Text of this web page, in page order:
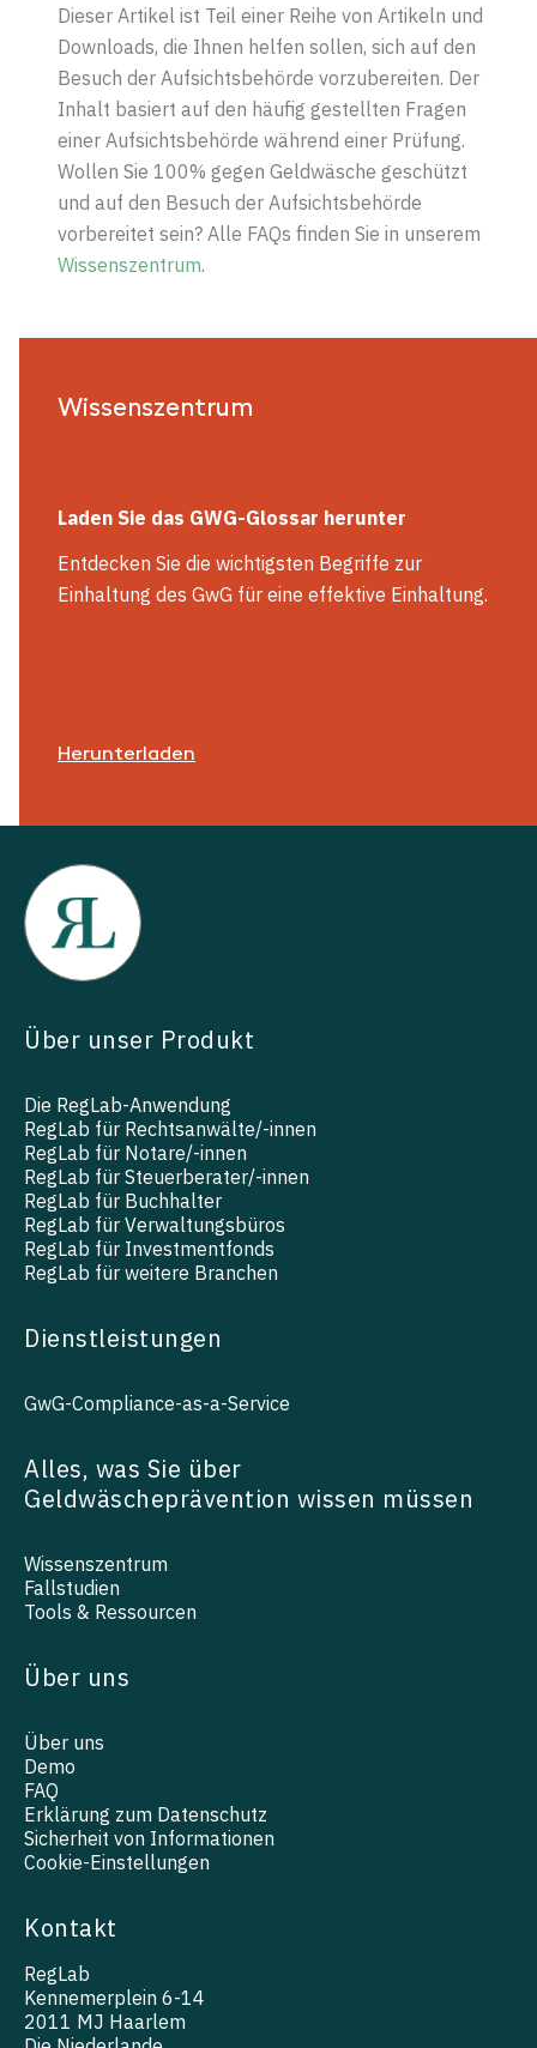
Dieser Artikel ist Teil einer Reihe von Artikeln und
Downloads, die Ihnen helfen sollen, sich auf den
Besuch der Aufsichtsbehörde vorzubereiten. Der
Inhalt basiert auf den häufig gestellten Fragen
einer Aufsichtsbehörde während einer Prüfung.
Wollen Sie 100% gegen Geldwäsche geschützt
und auf den Besuch der Aufsichtsbehörde
vorbereitet sein? Alle FAQs finden Sie in unserem
Wissenszentrum.
Wissenszentrum
Laden Sie das GWG-Glossar herunter
Entdecken Sie die wichtigsten Begriffe zur
Einhaltung des GwG für eine effektive Einhaltung.
Herunterladen
Über unser Produkt
Die RegLab-Anwendung
RegLab für Rechtsanwälte/-innen
RegLab für Notare/-innen
RegLab für Steuerberater/-innen
RegLab für Buchhalter
RegLab für Verwaltungsbüros
RegLab für Investmentfonds
RegLab für weitere Branchen
Dienstleistungen
GwG-Compliance-as-a-Service
Alles, was Sie über
Geldwäscheprävention wissen müssen
Wissenszentrum
Fallstudien
Tools & Ressourcen
Über uns
Über uns
Demo
FAQ
Erklärung zum Datenschutz
Sicherheit von Informationen
Cookie-Einstellungen
Kontakt
RegLab
Kennemerplein 6-14
2011 MJ Haarlem